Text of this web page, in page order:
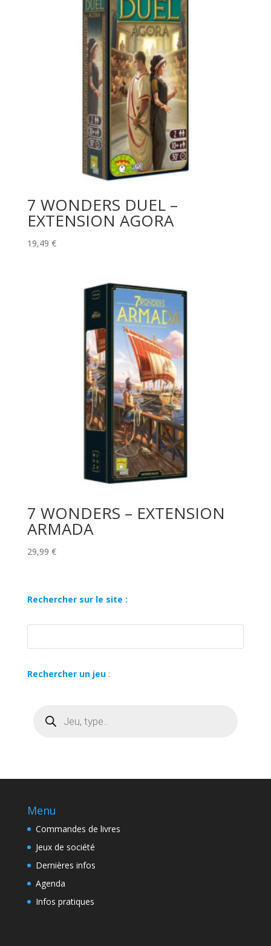
7 WONDERS DUEL –
EXTENSION AGORA
19,49 €
7 WONDERS – EXTENSION
ARMADA
29,99 €
Rechercher sur le site :
Rechercher un jeu:
produits
Menu
Commandes de livres
Jeux de société
Dernières infos
Agenda
Infos pratiques